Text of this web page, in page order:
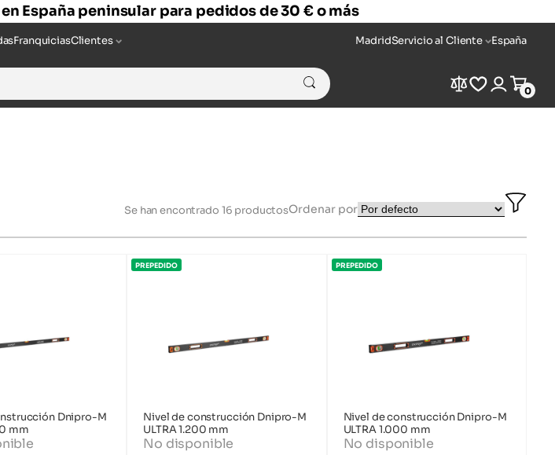
España peninsular para pedidos de 30 € o más
FranquiciasClientes MadridServicio al Cliente España
Compare
Wishlist
Login
Cart
0
Se han encontrado 16 productosOrdenar por
Dnipro-M
mm
PREPEDIDO
Nivel de construcción Dnipro-M
ULTRA 1.200 mm
No disponible
PREPEDIDO
Nivel de construcción Dnipro-M
ULTRA 1.000 mm
No disponible